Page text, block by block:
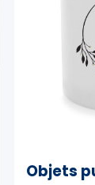
Objets